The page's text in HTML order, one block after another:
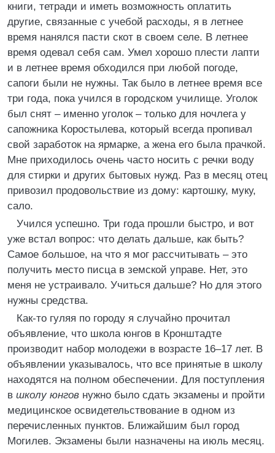
книги, тетради и иметь возможность оплатить
другие, связанные с учебой расходы, я в летнее
время нанялся пасти скот в своем селе. В летнее
время одевал себя сам. Умел хорошо плести лапти
и в летнее время обходился при любой погоде,
сапоги были не нужны. Так было в летнее время все
три года, пока учился в городском училище. Уголок
был снят – именно уголок – только для ночлега у
сапожника Коростылева, который всегда пропивал
свой заработок на ярмарке, а жена его была прачкой.
Мне приходилось очень часто носить с речки воду
для стирки и других бытовых нужд. Раз в месяц отец
привозил продовольствие из дому: картошку, муку,
сало.
Учился успешно. Три года прошли быстро, и вот
уже встал вопрос: что делать дальше, как быть?
Самое большое, на что я мог рассчитывать – это
получить место писца в земской управе. Нет, это
меня не устраивало. Учиться дальше? Но для этого
нужны средства.
Как-то гуляя по городу я случайно прочитал
объявление, что школа юнгов в Кронштадте
производит набор молодежи в возрасте 16–17 лет. В
объявлении указывалось, что все принятые в школу
находятся на полном обеспечении. Для поступления
в школу юнгов нужно было сдать экзамены и пройти
медицинское освидетельствование в одном из
перечисленных пунктов. Ближайшим был город
Могилев. Экзамены были назначены на июль месяц.